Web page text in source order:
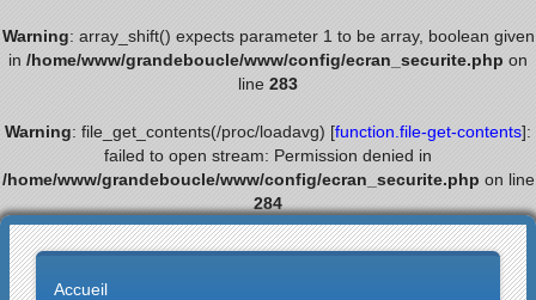
Warning: array_shift() expects parameter 1 to be array, boolean given
in /home/www/grandeboucle/www/config/ecran_securite.php on
line 283
Warning: file_get_contents(/proc/loadavg) [function.file-get-contents]:
failed to open stream: Permission denied in
/home/www/grandeboucle/www/config/ecran_securite.php on line
284
Accueil